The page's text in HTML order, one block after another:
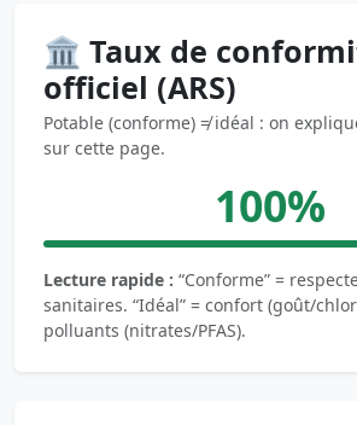
🏛️ Taux de
officiel (ARS)
Potable (conforme) ≠ idéal : on
sur cette page.
100%
Lecture rapide : “Conforme” =
sanitaires. “Idéal” = confort (goût/
polluants (nitrates/PFAS).